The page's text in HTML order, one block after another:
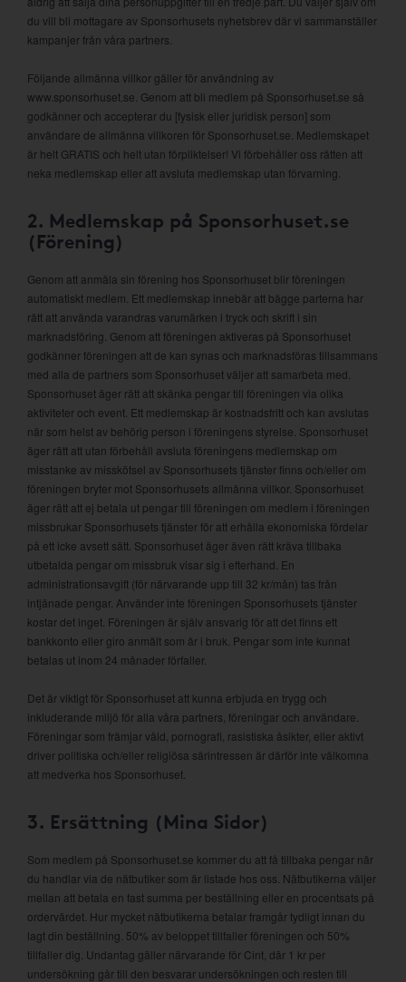
du vill bli mottagare av Sponsorhusets nyhetsbrev där vi sammanställer
kampanjer från våra partners.
Följande allmänna villkor gäller för användning av
www.sponsorhuset.se. Genom att bli medlem på Sponsorhuset.se så
godkänner och accepterar du [fysisk eller juridisk person] som
användare de allmänna villkoren för Sponsorhuset.se. Medlemskapet
är helt GRATIS och helt utan förpliktelser! Vi förbehåller oss rätten att
neka medlemskap eller att avsluta medlemskap utan förvarning.
2. Medlemskap på Sponsorhuset.se
(Förening)
Genom att anmäla sin förening hos Sponsorhuset blir föreningen
automatiskt medlem. Ett medlemskap innebär att bägge parterna har
rätt att använda varandras varumärken i tryck och skrift i sin
marknadsföring. Genom att föreningen aktiveras på Sponsorhuset
godkänner föreningen att de kan synas och marknadsföras tillsammans
med alla de partners som Sponsorhuset väljer att samarbeta med.
Sponsorhuset äger rätt att skänka pengar till föreningen via olika
aktiviteter och event. Ett medlemskap är kostnadsfritt och kan avslutas
när som helst av behörig person i föreningens styrelse. Sponsorhuset
äger rätt att utan förbehåll avsluta föreningens medlemskap om
misstanke av misskötsel av Sponsorhusets tjänster finns och/eller om
föreningen bryter mot Sponsorhusets allmänna villkor. Sponsorhuset
äger rätt att ej betala ut pengar till föreningen om medlem i föreningen
missbrukar Sponsorhusets tjänster för att erhålla ekonomiska fördelar
på ett icke avsett sätt. Sponsorhuset äger även rätt kräva tillbaka
utbetalda pengar om missbruk visar sig i efterhand. En
administrationsavgift (för närvarande upp till 32 kr/mån) tas från
intjänade pengar. Använder inte föreningen Sponsorhusets tjänster
kostar det inget. Föreningen är själv ansvarig för att det finns ett
bankkonto eller giro anmält som är i bruk. Pengar som inte kunnat
betalas ut inom 24 månader förfaller.
Det är viktigt för Sponsorhuset att kunna erbjuda en trygg och
inkluderande miljö för alla våra partners, föreningar och användare.
Föreningar som främjar våld, pornografi, rasistiska åsikter, eller aktivt
driver politiska och/eller religiösa särintressen är därför inte välkomna
att medverka hos Sponsorhuset.
3. Ersättning (Mina Sidor)
Som medlem på Sponsorhuset.se kommer du att få tillbaka pengar när
du handlar via de nätbutiker som är listade hos oss. Nätbutikerna väljer
mellan att betala en fast summa per beställning eller en procentsats på
ordervärdet. Hur mycket nätbutikerna betalar framgår tydligt innan du
lagt din beställning. 50% av beloppet tillfaller föreningen och 50%
tillfaller dig. Undantag gäller närvarande för Cint, där 1 kr per
undersökning går till den besvarar undersökningen och resten till